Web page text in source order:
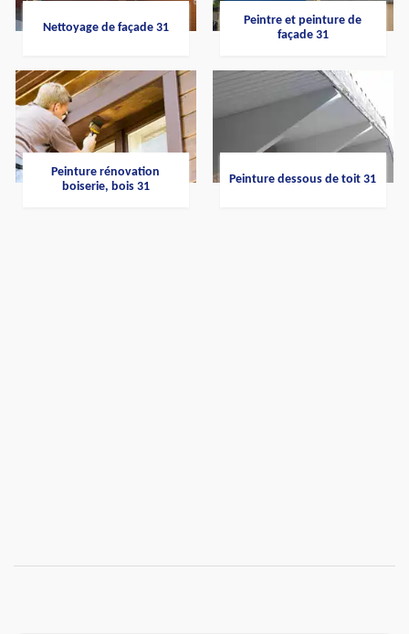
Nettoyage de façade 31
Peintre et peinture de
façade 31
Peinture rénovation
boiserie, bois 31
Peinture dessous de toit 31